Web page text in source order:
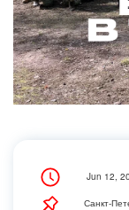
Jun 12,
Санкт-